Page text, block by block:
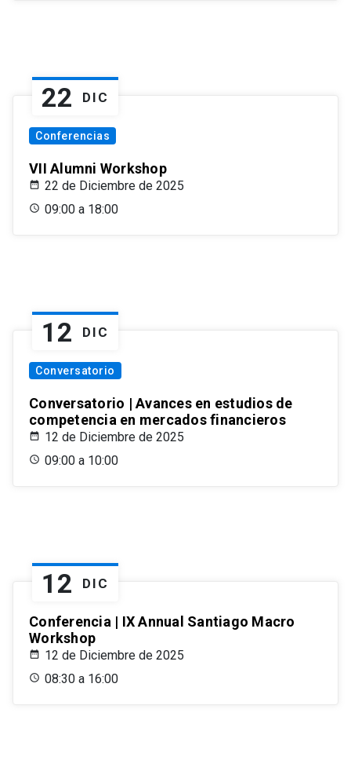
22 DIC
Conferencias
VII Alumni Workshop
22 de Diciembre de 2025
09:00 a 18:00
12 DIC
Conversatorio
Conversatorio | Avances en estudios de
competencia en mercados financieros
12 de Diciembre de 2025
09:00 a 10:00
12 DIC
Conferencia | IX Annual Santiago Macro
Workshop
12 de Diciembre de 2025
08:30 a 16:00